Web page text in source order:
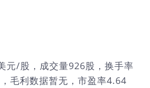
元/股，成交量926股，换手率
毛利数据暂无，市盈率4.64